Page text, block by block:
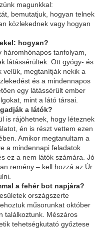
magunkkal:
bemutatjuk, hogyan telnek
közlekednek vagy hogyan
hogyan?
tanfolyam,
látássérültek. Ott gyógy- és
velük, megtanítják nekik a
és a mindennapos
egy látássérült ember
mint a látó társai.
a látók?
is rájöhetnek, hogy léteznek
én is részt vettem ezen
Amikor megtanultam a
a mindennapi feladatok
ez a nem látók számára. Jó
remény – kell hozzá az Úr
a fehér bot napjára?
országszerte
műsorunkat október
találkoztunk. Mészáros
tehetségkutató győztese